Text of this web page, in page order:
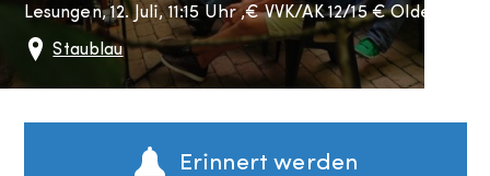
Lesungen,12. Juli, 11:15 Uhr,
Staublau
Staugraben 9
Oldenburg 26122
€VVK/AK 12/15 €
Erinnert werden